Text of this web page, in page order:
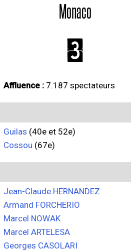
Monaco
3
Affluence : 7.187 spectateurs
Guilas (40e et 52e)
Cossou (67e)
Jean-Claude HERNANDEZ
Armand FORCHERIO
Marcel NOWAK
Marcel ARTELESA
Georges CASOLARI